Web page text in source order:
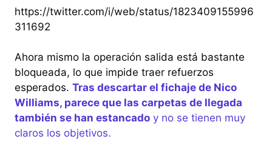
https://twitter.com/i/web/status/1823409155996
311692
Ahora mismo la operación salida está bastante
bloqueada, lo que impide traer refuerzos
esperados. Tras descartar el fichaje de Nico
Williams, parece que las carpetas de llegada
también se han estancado y no se tienen muy
claros los objetivos.